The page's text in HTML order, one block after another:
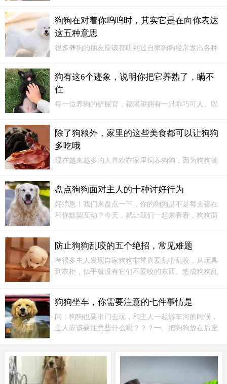
提高训练了。一只懂得用餐礼仪的狗狗，绝对会在人
们的心目中大加分。所以让狗狗学会用餐礼仪还是很
有必要的，主人不要忽略了。
狗狗在对着你呜呜时，其实它是在向你表达
这五种意思
很多养狗的朋友应该都听到过自家狗狗经常发出各种
惕而发出的低吼，还有的时候狗狗会发出类似哭泣的
呜呜声，难道它是在哭吗？其实狗狗发出呜呜声，并
不是它在哭泣，它代表着很多意思，需要主人根据狗
狗的状况来实际判断一下。
狗有这6个迹象，说明你把它养熟了，瞒不
住
每一位养狗的铲屎官，都渴望拥有一只乖巧可人、聪
6 个迹象时，就意味着你已经成功地将它“养熟”啦，根
本瞒不住一点！一、肯让你摸它的小肚子狗狗的腹部
是它们的“敏感地带”，通常不会随意向他人展示。
除了狗粮外，家里的这些美食都可以让狗狗
多吃哦
现在越来越多的人喜欢在家里饲养狗狗，因为狗狗确
当成自己的家人一样对待。但是在平时的饲养过程
中，主人还是会遇到各种各样的问题，很多主人在生
活中都是会让狗狗吃狗粮的，但是生活中还是有很多
的美食狗狗也是可以食用的哦。
盘点狗狗面对主人的十种讨好行为
好消息！我们来盘点一下，你的狗狗是不是每天都在
和你默契互动？今天，就让我们一起来看看，狗狗面
我们建立更深厚的关系。
防止狗狗乱咬的五个绝招，常见难题
有很多主人发现自家狗狗非常喜爱乱啃乱咬，从玩具
到衣柜，似乎就没有它们不爱咬的东西。造成狗狗乱
试以下几个绝招。
狗狗坐车，你需要注意的七件事情是
问：狗狗也要出门去玩，和主人一起游车河的时候，
主人应该要注意些什么呢？？？一、把狗狗放在后座
要因为害怕狗狗在后座无聊而让它们坐上副驾驶的位
置。